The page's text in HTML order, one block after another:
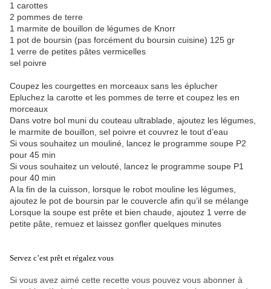
1 carottes
2 pommes de terre
1 marmite de bouillon de légumes de Knorr
1 pot de boursin (pas forcément du boursin cuisine) 125 gr
1 verre de petites pâtes vermicelles
sel poivre
Coupez les courgettes en morceaux sans les éplucher
Epluchez la carotte et les pommes de terre et coupez les en
morceaux
Dans votre bol muni du couteau ultrablade, ajoutez les légumes,
le marmite de bouillon, sel poivre et couvrez le tout d’eau
Si vous souhaitez un mouliné, lancez le programme soupe P2
pour 45 min
Si vous souhaitez un velouté, lancez le programme soupe P1
pour 40 min
A la fin de la cuisson, lorsque le robot mouline les légumes,
ajoutez le pot de boursin par le couvercle afin qu’il se mélange
Lorsque la soupe est prête et bien chaude, ajoutez 1 verre de
petite pâte, remuez et laissez gonfler quelques minutes
Servez c’est prêt et régalez vous
Si vous avez aimé cette recette vous pouvez vous abonner à